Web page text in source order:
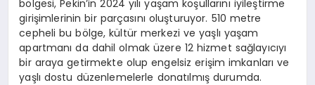
bölgesi, Pekin’in 2024 yılı yaşam koşullarını iyileştirme
girişimlerinin bir parçasını oluşturuyor. 510 metre
cepheli bu bölge, kültür merkezi ve yaşlı yaşam
apartmanı da dahil olmak üzere 12 hizmet sağlayıcıyı
bir araya getirmekte olup engelsiz erişim imkanları ve
yaşlı dostu düzenlemelerle donatılmış durumda.